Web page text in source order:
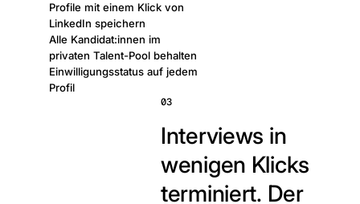
Profile mit einem Klick von
LinkedIn speichern
Alle Kandidat:innen im
privaten Talent-Pool behalten
Einwilligungsstatus auf jedem
Profil
03
Interviews in
wenigen Klicks
terminiert. Der